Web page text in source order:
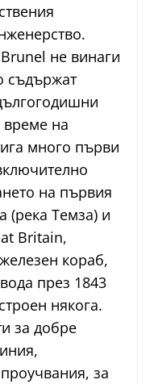
не винаги
съдържат
на
много първи
на първия
(река Темза) и
Britain,
кораб,
през 1843
някога.
за добре
за